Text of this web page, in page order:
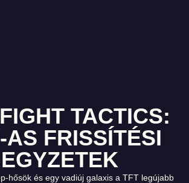
TACTICS:
AS FRISSÍTÉSI
hősök és egy vadiúj galaxis a TFT legújabb